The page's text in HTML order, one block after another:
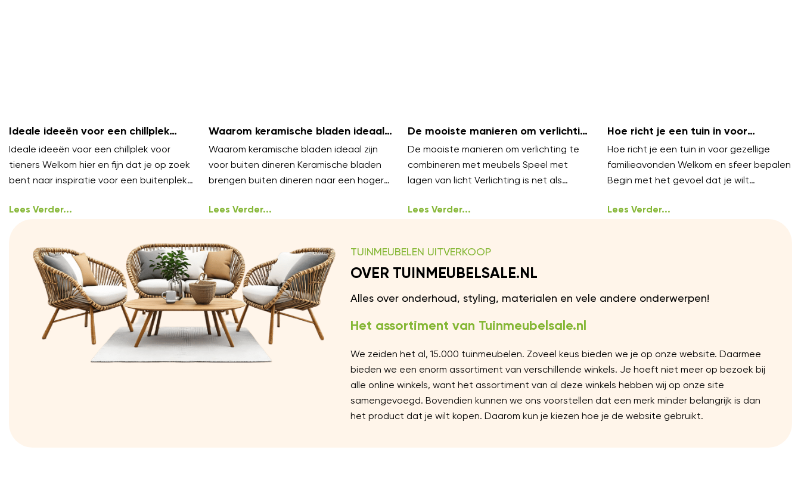
Ideale ideeën voor een chillplek
voor tieners
Ideale ideeën voor een chillplek voor
tieners Welkom hier en fijn dat je op zoek
bent naar inspiratie voor een buitenplek
Lees Verder...
Waarom keramische bladen ideaal
zijn voor buiten dineren
Waarom keramische bladen ideaal zijn
voor buiten dineren Keramische bladen
brengen buiten dineren naar een hoger
onder
Lees Verder...
De mooiste manieren om verlichting
te combineren met meubels
De mooiste manieren om verlichting te
combineren met meubels Speel met
lagen van licht Verlichting is net als
Lees Verder...
Hoe richt je een tuin in voor
gezellige familieavonden?
Hoe richt je een tuin in voor gezellige
familieavonden Welkom en sfeer bepalen
Begin met het gevoel dat je wilt
ongedwongen
Lees Verder...
TUINMEUBELEN UITVERKOOP
OVER TUINMEUBELSALE.NL
Alles over onderhoud, styling, materialen en vele andere onderwerpen!
Het assortiment van Tuinmeubelsale.nl
We zeiden het al, 15.000 tuinmeubelen. Zoveel keus bieden we je op onze website. Daarmee
bieden we een enorm assortiment van verschillende winkels. Je hoeft niet meer op bezoek bij
alle online winkels, want het assortiment van al deze winkels hebben wij op onze site
samengevoegd. Bovendien kunnen we ons voorstellen dat een merk minder belangrijk is dan
het product dat je wilt kopen. Daarom kun je kiezen hoe je de website gebruikt.